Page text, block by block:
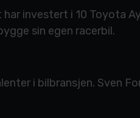
investert i 10 Toyota
sin egen racerbil.
i bilbransjen. Sven